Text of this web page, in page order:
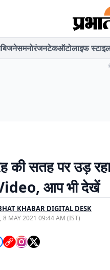
बिजनेसमनोरंजनटेकऑटोलाइफ
की सतह पर उड़ रहा
आप भी देखें
KHABAR DIGITAL DESK
8 MAY 2021 09:44 AM (IST)